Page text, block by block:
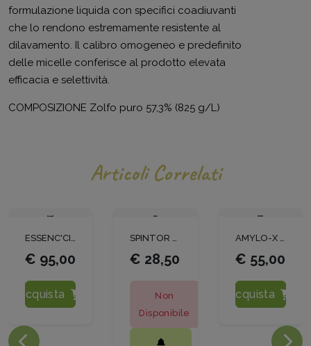
formulazione liquida con specifici coadiuvanti
che lo rendono estremamente resistente al
dilavamento. Il calibro omogeneo e predefinito
delle micelle conferisce al prodotto elevata
efficacia e selettività.
COMPOSIZIONE Zolfo puro 57,3% (825 g/L)
Articoli Correlati
ESSENC'CIEL LT 5
€ 95,00
Acquista
SPINTOR FLY LT 1
€ 28,50
Non
Disponibile
AMYLO-X KG. 1
€ 55,00
Acquista